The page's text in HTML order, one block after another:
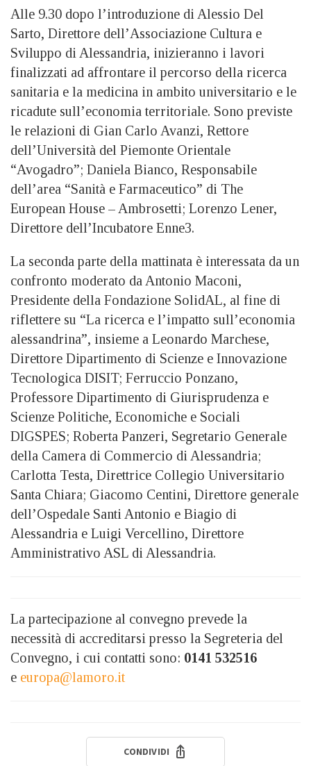
Alle 9.30 dopo l’introduzione di Alessio Del
Sarto, Direttore dell’Associazione Cultura e
Sviluppo di Alessandria, inizieranno i lavori
finalizzati ad affrontare il percorso della ricerca
sanitaria e la medicina in ambito universitario e le
ricadute sull’economia territoriale. Sono previste
le relazioni di Gian Carlo Avanzi, Rettore
dell’Università del Piemonte Orientale
“Avogadro”; Daniela Bianco, Responsabile
dell’area “Sanità e Farmaceutico” di The
European House – Ambrosetti; Lorenzo Lener,
Direttore dell’Incubatore Enne3.
La seconda parte della mattinata è interessata da un
confronto moderato da Antonio Maconi,
Presidente della Fondazione SolidAL, al fine di
riflettere su “La ricerca e l’impatto sull’economia
alessandrina”, insieme a Leonardo Marchese,
Direttore Dipartimento di Scienze e Innovazione
Tecnologica DISIT; Ferruccio Ponzano,
Professore Dipartimento di Giurisprudenza e
Scienze Politiche, Economiche e Sociali
DIGSPES; Roberta Panzeri, Segretario Generale
della Camera di Commercio di Alessandria;
Carlotta Testa, Direttrice Collegio Universitario
Santa Chiara; Giacomo Centini, Direttore generale
dell’Ospedale Santi Antonio e Biagio di
Alessandria e Luigi Vercellino, Direttore
Amministrativo ASL di Alessandria.
La partecipazione al convegno prevede la
necessità di accreditarsi presso la Segreteria del
Convegno, i cui contatti sono: 0141 532516
e europa@lamoro.it
CONDIVIDI